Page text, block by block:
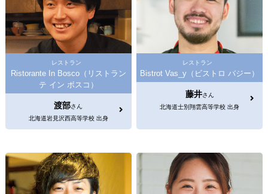
レストラン
Ristorante In Bosco（リストラン
テ イン ボスコ）
渡部さん
北海道岩見沢西高等学校 出身
レストラン
Bistrot Vas_y（ビストロ バジー）
藤井さん
北海道士別翔雲高等学校 出身